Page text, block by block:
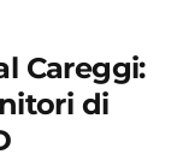
Careggi:
di